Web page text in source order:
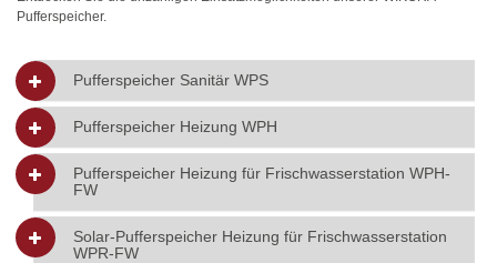
Pufferspeicher.
Pufferspeicher Sanitär WPS
Pufferspeicher Heizung WPH
Pufferspeicher Heizung für Frischwasserstation WPH-
FW
Solar-Pufferspeicher Heizung für Frischwasserstation
WPR-FW